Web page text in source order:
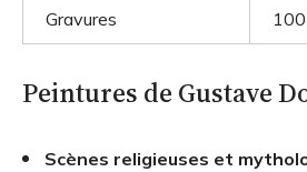
Gravures
Peintures de Gustave
Scènes religieuses et